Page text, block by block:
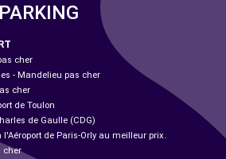
cher
- Mandelieu pas cher
cher
de Toulon
de Gaulle (CDG)
l'Aéroport de Paris-Orly au meilleur prix.
cher